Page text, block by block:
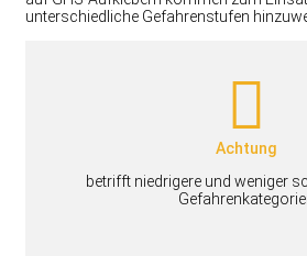
unterschiedliche Gefahrenstufen
Achtung
betrifft niedrigere und weniger